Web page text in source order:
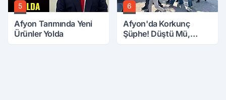
5
Afyon Tarımında Yeni
Ürünler Yolda
6
Afyon'da Korkunç
Şüphe! Düştü Mü,